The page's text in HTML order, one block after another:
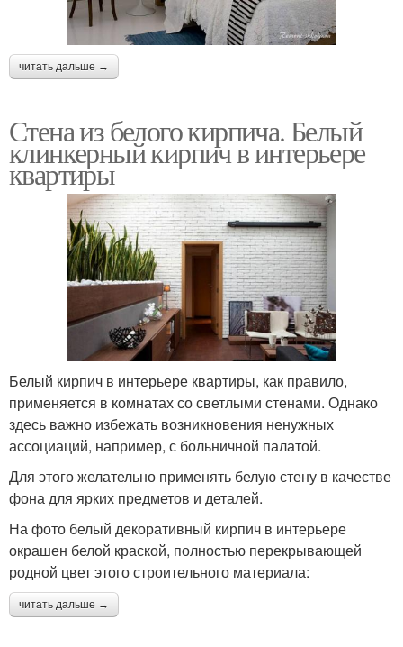
читать дальше →
Стена из белого кирпича. Белый
клинкерный кирпич в интерьере
квартиры
Белый кирпич в интерьере квартиры, как правило,
применяется в комнатах со светлыми стенами. Однако
здесь важно избежать возникновения ненужных
ассоциаций, например, с больничной палатой.
Для этого желательно применять белую стену в качестве
фона для ярких предметов и деталей.
На фото белый декоративный кирпич в интерьере
окрашен белой краской, полностью перекрывающей
родной цвет этого строительного материала:
читать дальше →